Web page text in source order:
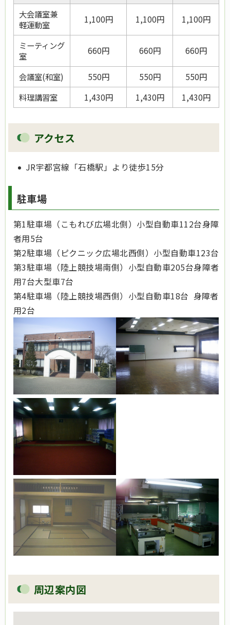
大会議室兼
軽運動室
1,100円 1,100円 1,100円
ミーティング
室
660円 660円 660円
会議室(和室) 550円 550円
550円
料理講習室
1,430円 1,430円 1,430円
アクセス
JR宇都宮線「石橋駅」より徒歩15分
駐車場
第1駐車場（こもれび広場北側）小型自動車112台身障
者用5台
第2駐車場（ピクニック広場北西側）小型自動車123台
第3駐車場（陸上競技場南側）小型自動車205台身障者
用7台大型車7台
第4駐車場（陸上競技場西側）小型自動車18台 身障者
用2台
周辺案内図